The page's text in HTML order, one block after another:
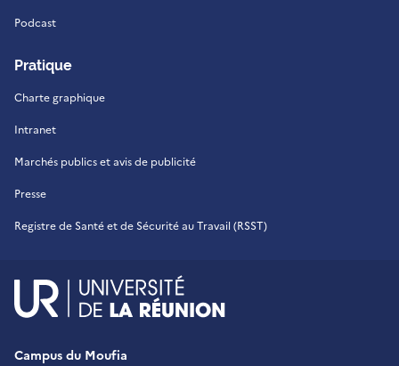
Podcast
Pratique
Charte graphique
Intranet
Marchés publics et avis de publicité
Presse
Registre de Santé et de Sécurité au Travail (RSST)
Campus du Moufia